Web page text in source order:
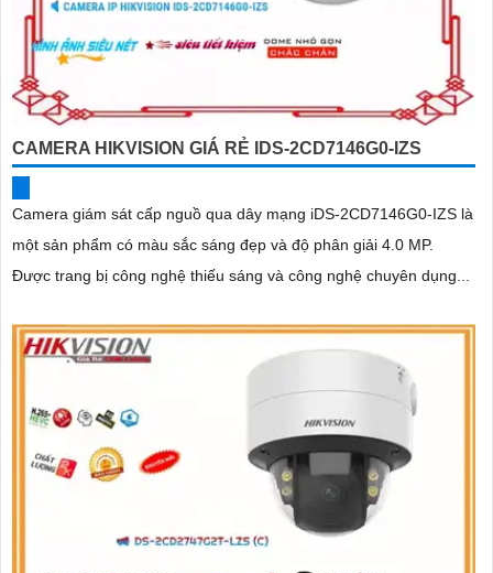
CAMERA HIKVISION GIÁ RẺ IDS-2CD7146G0-IZS
Camera giám sát cấp nguồ qua dây mạng iDS-2CD7146G0-IZS là
một sản phẩm có màu sắc sáng đẹp và độ phân giải 4.0 MP.
Được trang bị công nghệ thiếu sáng và công nghệ chuyên dụng...